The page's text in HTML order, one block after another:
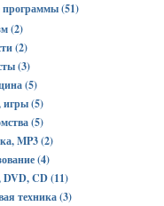
программы (51)
(2)
(2)
(3)
(5)
(5)
(5)
MP3 (2)
(4)
CD (11)
техника (3)